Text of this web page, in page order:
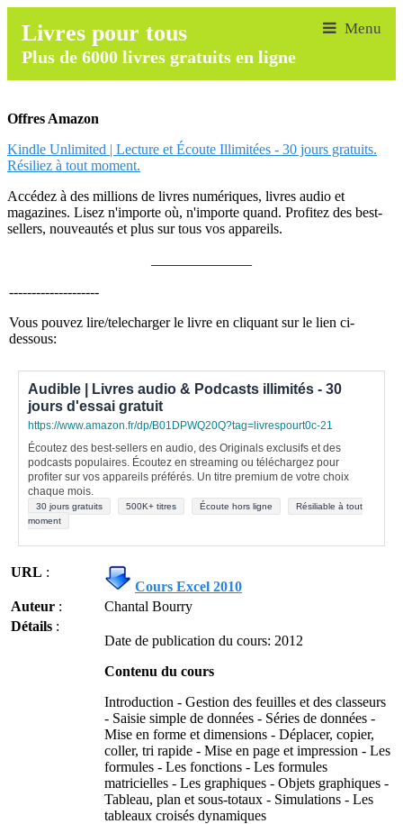
Livres pour tous
Plus de 6000 livres gratuits en ligne
Offres Amazon
Kindle Unlimited | Lecture et Écoute Illimitées - 30 jours gratuits.
Résiliez à tout moment.
Accédez à des millions de livres numériques, livres audio et
magazines. Lisez n'importe où, n'importe quand. Profitez des best-
sellers, nouveautés et plus sur tous vos appareils.
--------------------
Vous pouvez lire/telecharger le livre en cliquant sur le lien ci-
dessous:
Audible | Livres audio & Podcasts illimités - 30
jours d'essai gratuit
https://www.amazon.fr/dp/B01DPWQ20Q?tag=livrespourt0c-21
Écoutez des best-sellers en audio, des Originals exclusifs et des
podcasts populaires. Écoutez en streaming ou téléchargez pour
profiter sur vos appareils préférés. Un titre premium de votre choix
chaque mois.
30 jours gratuits 500K+ titres Écoute hors ligne
Résiliable à tout
moment
URL :
Cours Excel 2010
Auteur :
Chantal Bourry
Détails :
Date de publication du cours: 2012
Contenu du cours
Introduction - Gestion des feuilles et des classeurs
- Saisie simple de données - Séries de données -
Mise en forme et dimensions - Déplacer, copier,
coller, tri rapide - Mise en page et impression - Les
formules - Les fonctions - Les formules
matricielles - Les graphiques - Objets graphiques -
Tableau, plan et sous-totaux - Simulations - Les
tableaux croisés dynamiques